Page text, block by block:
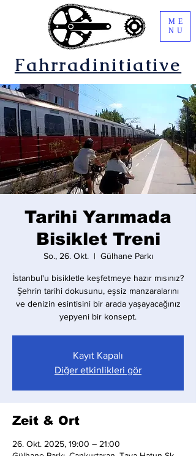
Fahrradinitiative
ME
NU
Tarihi Yarımada
Bisiklet Treni
So., 26. Okt.
  |
Gülhane Parkı
İstanbul'u bisikletle keşfetmeye hazır mısınız?
Şehrin tarihi dokusunu, eşsiz manzaralarını
ve denizin esintisini bir arada yaşayacağınız
yepyeni bir konsept.
Kayıt Kapalı
Diğer etkinlikleri gör
Zeit & Ort
26. Okt. 2025, 19:00 – 21:00